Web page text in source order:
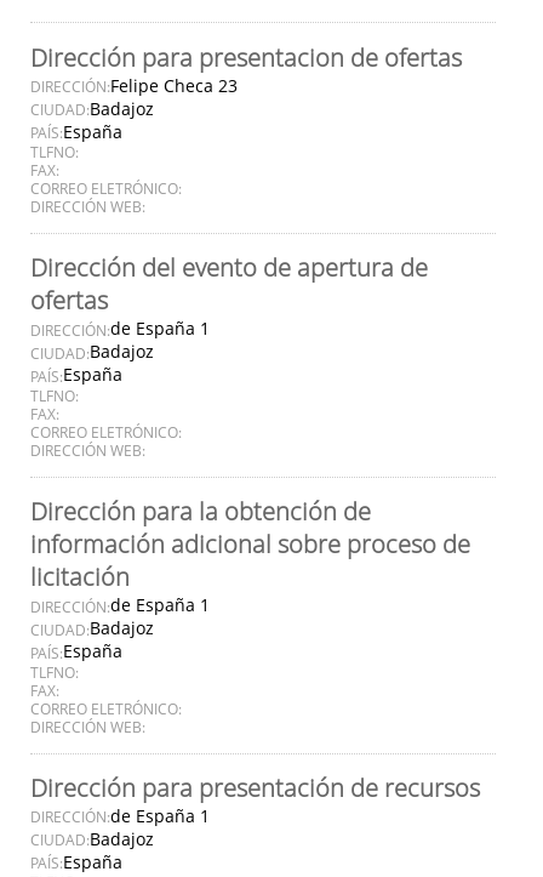
Dirección para presentacion de ofertas
DIRECCIÓN:Felipe Checa 23
CIUDAD:Badajoz
PAÍS:España
TLFNO:
FAX:
CORREO ELETRÓNICO:
DIRECCIÓN WEB:
Dirección del evento de apertura de
ofertas
DIRECCIÓN:de España 1
CIUDAD:Badajoz
PAÍS:España
TLFNO:
FAX:
CORREO ELETRÓNICO:
DIRECCIÓN WEB:
Dirección para la obtención de
información adicional sobre proceso de
licitación
DIRECCIÓN:de España 1
CIUDAD:Badajoz
PAÍS:España
TLFNO:
FAX:
CORREO ELETRÓNICO:
DIRECCIÓN WEB:
Dirección para presentación de recursos
DIRECCIÓN:de España 1
CIUDAD:Badajoz
PAÍS:España